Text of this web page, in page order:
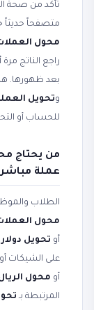
تأكد من صحة
متصفحاً حديثاً
محول
راجع الناتج
بعد ظهورها.
وتحويل
للحساب أو
عملة
الطلاب
محول
أو تحويل
على الشيكات
أو محول
المرتبطة بـ